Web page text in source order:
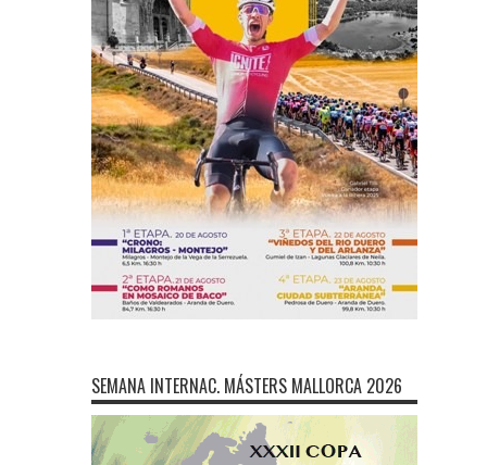
SEMANA INTERNAC. MÁSTERS MALLORCA 2026